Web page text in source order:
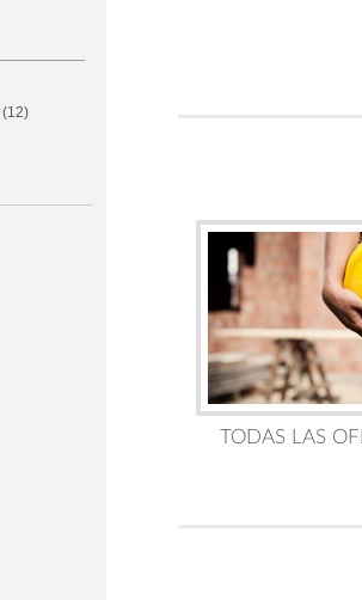
(12)
TODAS LAS